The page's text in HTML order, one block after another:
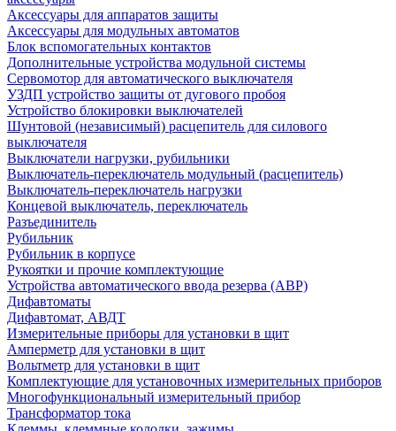
Аксессуары для аппаратов защиты
Аксессуары для модульных автоматов
Блок вспомогательных контактов
Дополнительные устройства модульной системы
Сервомотор для автоматического выключателя
УЗДП устройство защиты от дугового пробоя
Устройство блокировки выключателей
Шунтовой (независимый) расцепитель для силового
выключателя
Выключатели нагрузки, рубильники
Выключатель-переключатель модульный (расцепитель)
Выключатель-переключатель нагрузки
Концевой выключатель, переключатель
Разъединитель
Рубильник
Рубильник в корпусе
Рукоятки и прочие комплектующие
Устройства автоматического ввода резерва (АВР)
Дифавтоматы
Дифавтомат, АВДТ
Измерительные приборы для установки в щит
Амперметр для установки в щит
Вольтметр для установки в щит
Комплектующие для установочных измерительных приборов
Многофункциональный измерительный прибор
Трансформатор тока